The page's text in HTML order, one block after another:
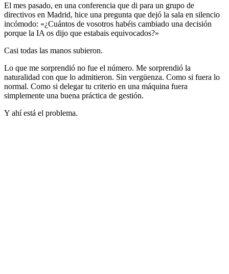
El mes pasado, en una conferencia que di para un grupo de
directivos en Madrid, hice una pregunta que dejó la sala en silencio
incómodo: «¿Cuántos de vosotros habéis cambiado una decisión
porque la IA os dijo que estabais equivocados?»
Casi todas las manos subieron.
Lo que me sorprendió no fue el número. Me sorprendió la
naturalidad con que lo admitieron. Sin vergüenza. Como si fuera lo
normal. Como si delegar tu criterio en una máquina fuera
simplemente una buena práctica de gestión.
Y ahí está el problema.